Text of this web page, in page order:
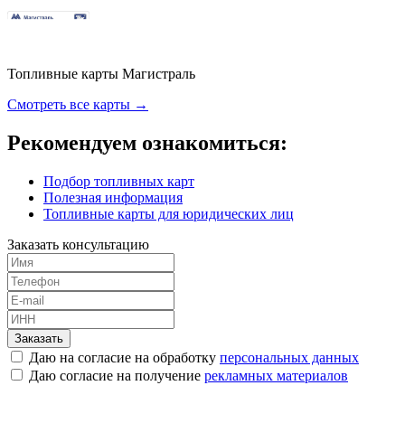
Топливные карты Магистраль
Смотреть все карты →
Рекомендуем ознакомиться:
Подбор топливных карт
Полезная информация
Топливные карты для юридических лиц
Заказать консультацию
Заказать
Даю на согласие на обработку персональных данных
Даю согласие на получение рекламных материалов